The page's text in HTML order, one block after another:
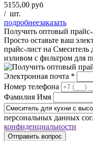
5155,00 руб
/ шт.
подробнеезаказать
Получить оптовый
Просто оставьте ваш
прайс-лист на Смеситель
изливом с фильтром для
Электронная почта *
Номер телефона
Фамилия Имя
персональных данных
конфиденциальности